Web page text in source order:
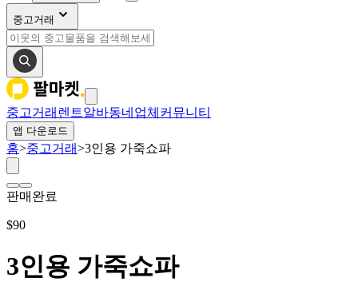
중고거래
중고거래 렌트알바동네업체 커뮤니티
앱 다운로드
홈>중고거래>3인용 가죽쇼파
판매완료
$90
3인용 가죽쇼파